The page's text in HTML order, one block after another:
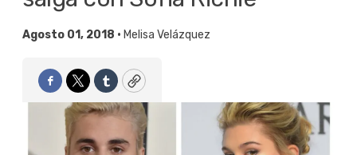
Agosto 01, 2018 • Melisa Velázquez
Facebook
TwitterTumblrCopy